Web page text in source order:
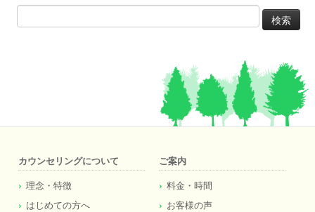
検
索:
カウンセリングについて
理念・特徴
はじめての方へ
ご案内
料金・時間
お客様の声